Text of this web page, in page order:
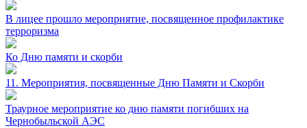
В лицее прошло мероприятие, посвященное профилактике
терроризма
Ко Дню памяти и скорби
11. Мероприятия, посвященные Дню Памяти и Скорби
Траурное мероприятие ко дню памяти погибших на
Чернобыльской АЭС